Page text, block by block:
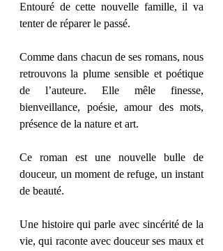
Entouré de cette nouvelle famille, il va
tenter de réparer le passé.
Comme dans chacun de ses romans, nous
retrouvons la plume sensible et poétique
de l’auteure. Elle mêle finesse,
bienveillance, poésie, amour des mots,
présence de la nature et art.
Ce roman est une nouvelle bulle de
douceur, un moment de refuge, un instant
de beauté.
Une histoire qui parle avec sincérité de la
vie, qui raconte avec douceur ses maux et